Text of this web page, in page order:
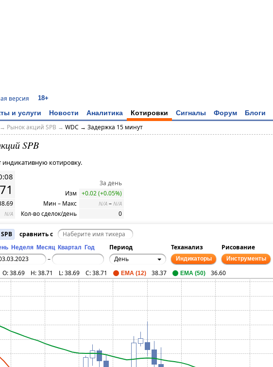
версия 18+
и услуги Новости Аналитика Котировки Сигналы Форум Блоги
→ Рынок акций SPB → WDC → Задержка 15 минут
SPB
индикативную котировку.
N/A
За день
Изм
+0.02 (+0.05%)
Мин – Макс
N/A – N/A
Кол-во сделок/день 0
сравнить с
Неделя Месяц Квартал Год Период Теханализ Рисование
– День Индикаторы Инструменты
O:38.69 H:38.71 L:38.69 C:38.71 EMA (12) 38.37 EMA (50) 36.60